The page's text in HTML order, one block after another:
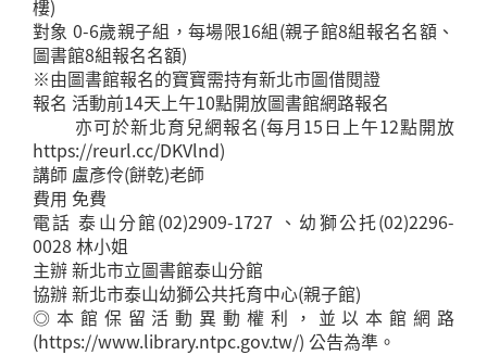
樓)
對象 0-6歲親子組，每場限16組(親子館8組報名名額、
圖書館8組報名名額)
※由圖書館報名的寶寶需持有新北市圖借閱證
報名 活動前14天上午10點開放圖書館網路報名
亦可於新北育兒網報名(每月15日上午12點開放
https://reurl.cc/DKVlnd)
講師 盧彥伶(餅乾)老師
費用 免費
電話 泰山分館(02)2909-1727 、幼獅公托(02)2296-
0028 林小姐
主辦 新北市立圖書館泰山分館
協辦 新北市泰山幼獅公共托育中心(親子館)
◎本館保留活動異動權利，並以本館網路
(https://www.library.ntpc.gov.tw/) 公告為準。